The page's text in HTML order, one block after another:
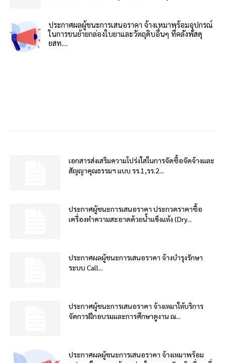
ประกาศผลผู้ชนะการเสนอราคา จ้างเหมาพร้อมอุปกรณ์
ในการขนย้ายกล่องใบยาและวัตถุดิบอื่นๆ ที่คลังพัสดุ
ยสท....
เอกสารส่งเสริมความโปร่งใสในการจัดซื้อจัดจ้างและ
สัญญาคุณธรรมฯ แบบ รร.1,รร.2...
ประกาศผู้ชนะการเสนอราคา ประกวดราคาซื้อ
เครื่องทำความสะอาดด้วยน้ำแข็งแห้ง (Dry...
ประกาศผลผู้ชนะการเสนอราคา จ้างบำรุงรักษา
ระบบ Call...
ประกาศผู้ชนะการเสนอราคา จ้างเหมาให้บริการ
จัดการฝึกอบรมและการศึกษาดูงาน ณ...
ประกาศผลผู้ชนะการเสนอราคา จ้างเหมาพร้อม